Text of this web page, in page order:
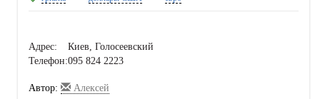
Адрес:
Киев, Голосеевский
Телефон:095 824 2223
Автор:
Алексей